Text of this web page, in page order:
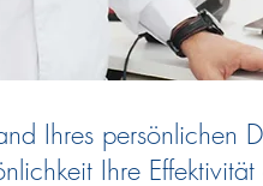
Ihres persönlichen
Ihre